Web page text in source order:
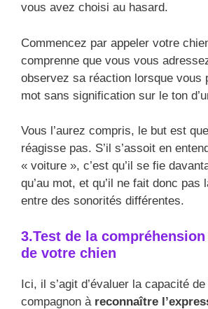
vous avez choisi au hasard.
Commencez par appeler votre
comprenne que vous vous
observez sa réaction lorsque vous
mot sans signification sur le ton
Vous l’aurez compris, le but est
réagisse pas. S’il s’assoit en
« voiture », c’est qu’il se fie
qu’au mot, et qu’il ne fait donc pas
entre des sonorités différentes.
3.Test de la
de votre chien
Ici, il s’agit d’évaluer la capacité
compagnon à reconnaître